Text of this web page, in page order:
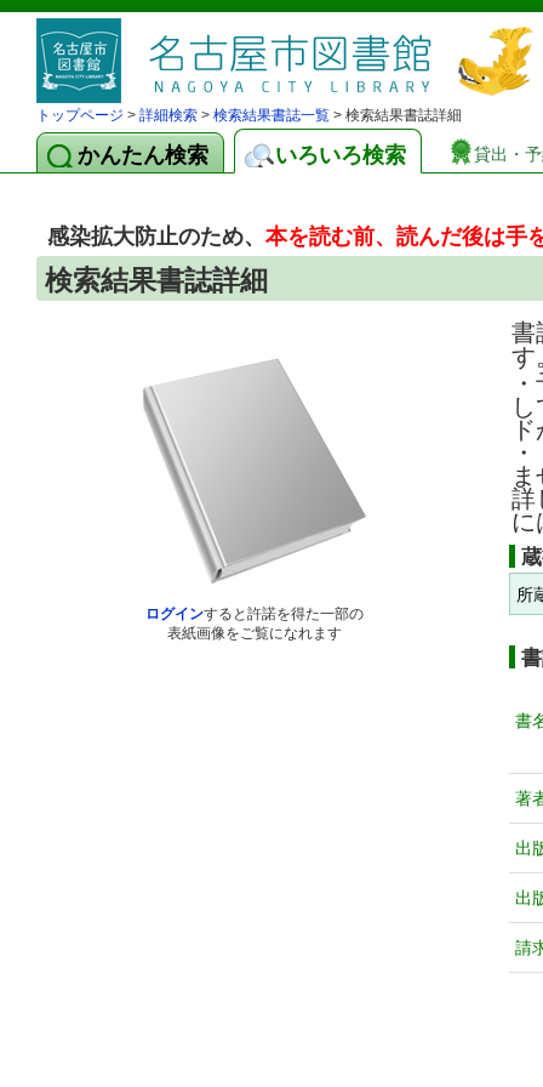
トップページ > 詳細検索 > 検索結果書誌一覧 > 検索結果書誌詳細
かんたん検索 いろいろ検索 貸出・
感染拡大防止のため、本を読む前、読んだ後は手
検索結果書誌詳細
ログインすると許諾を得た一部の
表紙画像をご覧になれます
書
す
詳
に
所
書
著
出
出
請